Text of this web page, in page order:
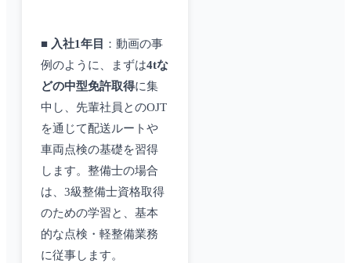
■ 入社1年目
：動画の事
例のように、まずは4tな
どの中型免許取得に集
中し、先輩社員とのOJT
を通じて配送ルートや
車両点検の基礎を習得
します。整備士の場合
は、3級整備士資格取得
のための学習と、基本
的な点検・軽整備業務
に従事します。